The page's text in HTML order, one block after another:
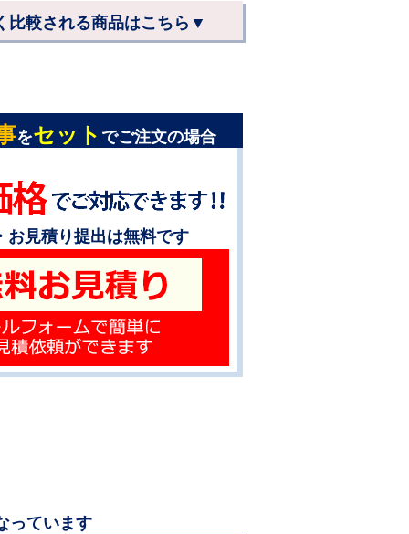
比較される商品はこちら▼
をセット でご注文の場合
お見積り提出は無料です
っています